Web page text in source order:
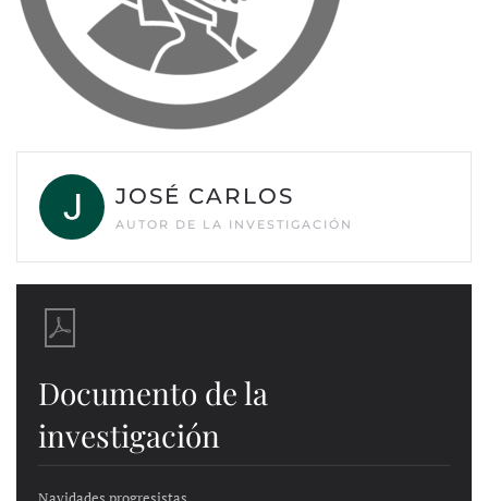
JOSÉ CARLOS
AUTOR DE LA INVESTIGACIÓN
Documento de la
investigación